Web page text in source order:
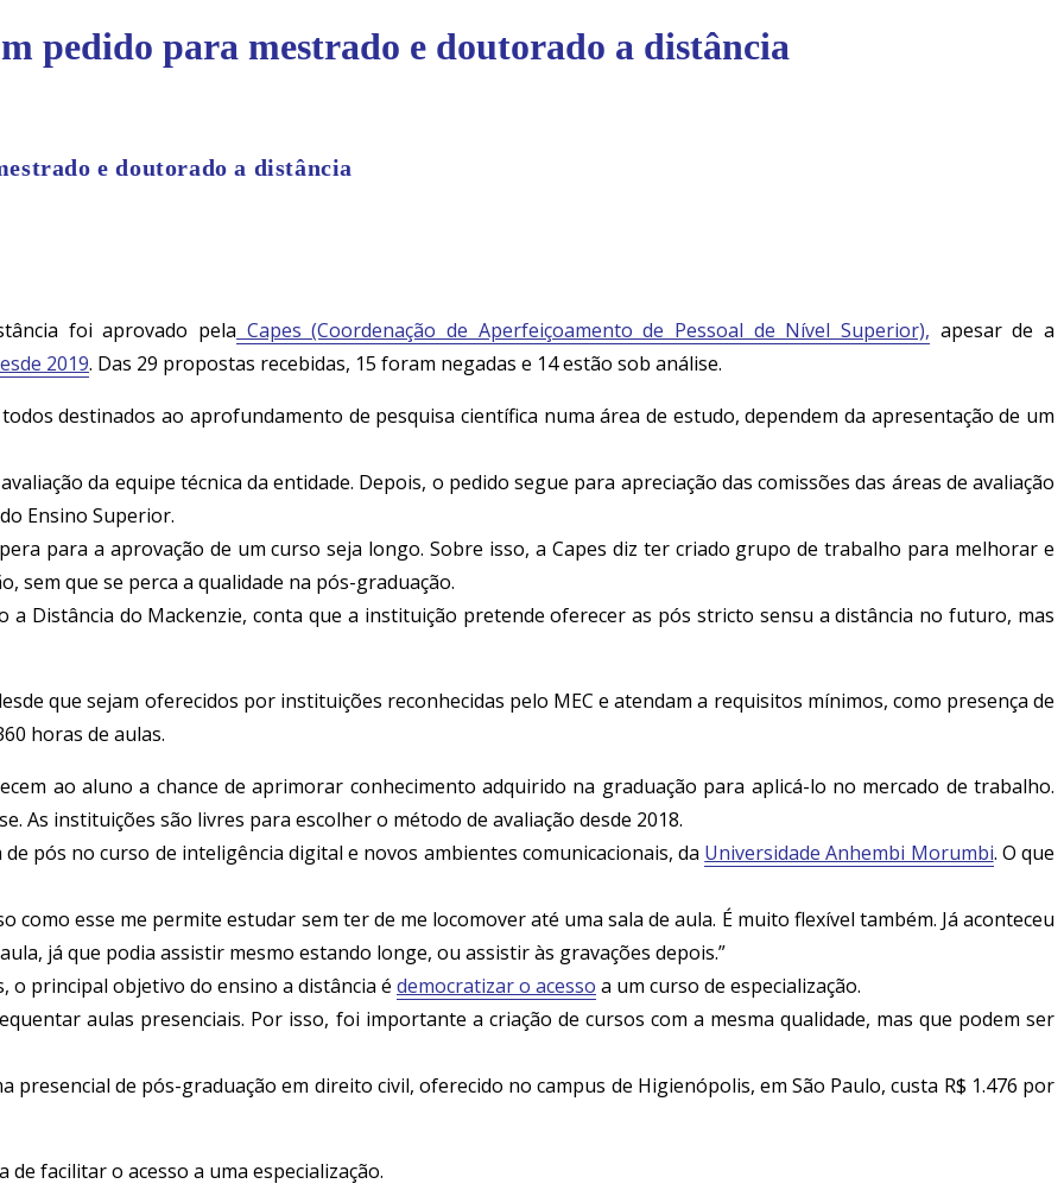
pedido para mestrado e doutorado a distância
e doutorado a distância
foi aprovado pela Capes (Coordenação de Aperfeiçoamento de Pessoal de Nível Superior), apesar de a
2019. Das 29 propostas recebidas, 15 foram negadas e 14 estão sob análise.
destinados ao aprofundamento de pesquisa científica numa área de estudo, dependem da apresentação de um
da equipe técnica da entidade. Depois, o pedido segue para apreciação das comissões das áreas de avaliação
Ensino Superior.
para a aprovação de um curso seja longo. Sobre isso, a Capes diz ter criado grupo de trabalho para melhorar e
sem que se perca a qualidade na pós-graduação.
a Distância do Mackenzie, conta que a instituição pretende oferecer as pós stricto sensu a distância no futuro, mas
que sejam oferecidos por instituições reconhecidas pelo MEC e atendam a requisitos mínimos, como presença de
horas de aulas.
ao aluno a chance de aprimorar conhecimento adquirido na graduação para aplicá-lo no mercado de trabalho.
As instituições são livres para escolher o método de avaliação desde 2018.
pós no curso de inteligência digital e novos ambientes comunicacionais, da Universidade Anhembi Morumbi. O que
como esse me permite estudar sem ter de me locomover até uma sala de aula. É muito flexível também. Já aconteceu
já que podia assistir mesmo estando longe, ou assistir às gravações depois.”
o principal objetivo do ensino a distância é democratizar o acesso a um curso de especialização.
aulas presenciais. Por isso, foi importante a criação de cursos com a mesma qualidade, mas que podem ser
de pós-graduação em direito civil, oferecido no campus de Higienópolis, em São Paulo, custa R$ 1.476 por
facilitar o acesso a uma especialização.